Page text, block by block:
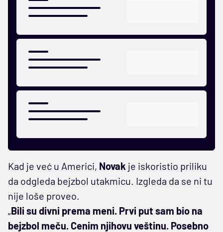
Kad je već u Americi, Novak je iskoristio priliku
da odgleda bejzbol utakmicu. Izgleda da se ni tu
nije loše proveo.
„Bili su divni prema meni. Prvi put sam bio na
bejzbol meču. Cenim njihovu veštinu. Posebno